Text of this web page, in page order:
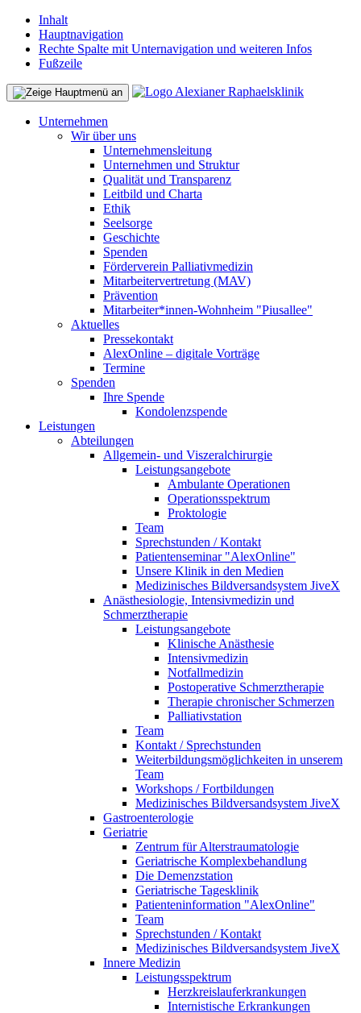
Inhalt
Hauptnavigation
Rechte Spalte mit Unternavigation und weiteren Infos
Fußzeile
Unternehmen
Wir über uns
Unternehmensleitung
Unternehmen und Struktur
Qualität und Transparenz
Leitbild und Charta
Ethik
Seelsorge
Geschichte
Spenden
Förderverein Palliativmedizin
Mitarbeitervertretung (MAV)
Prävention
Mitarbeiter*innen-Wohnheim "Piusallee"
Aktuelles
Pressekontakt
AlexOnline – digitale Vorträge
Termine
Spenden
Ihre Spende
Kondolenzspende
Leistungen
Abteilungen
Allgemein- und Viszeralchirurgie
Leistungsangebote
Ambulante Operationen
Operationsspektrum
Proktologie
Team
Sprechstunden / Kontakt
Patientenseminar "AlexOnline"
Unsere Klinik in den Medien
Medizinisches Bildversandsystem JiveX
Anästhesiologie, Intensivmedizin und
Schmerztherapie
Leistungsangebote
Klinische Anästhesie
Intensivmedizin
Notfallmedizin
Postoperative Schmerztherapie
Therapie chronischer Schmerzen
Palliativstation
Team
Kontakt / Sprechstunden
Weiterbildungsmöglichkeiten in unserem
Team
Workshops / Fortbildungen
Medizinisches Bildversandsystem JiveX
Gastroenterologie
Geriatrie
Zentrum für Alterstraumatologie
Geriatrische Komplexbehandlung
Die Demenzstation
Geriatrische Tagesklinik
Patienteninformation "AlexOnline"
Team
Sprechstunden / Kontakt
Medizinisches Bildversandsystem JiveX
Innere Medizin
Leistungsspektrum
Herzkreislauferkrankungen
Internistische Erkrankungen